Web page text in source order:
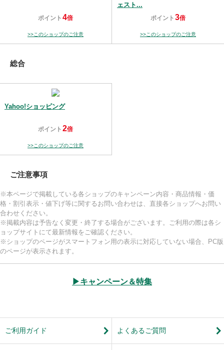
ポイント 4倍
>>このショップのご注意
ェスト...
ポイント 3倍
>>このショップのご注意
総合
Yahoo!ショッピング
ポイント 2倍
>>このショップのご注意
ご注意事項
※本ページで掲載している各ショップのキャンペーン内容・商品情報・価
格・割引表示・値下げ等に関するお問い合わせは、直接各ショップへお問い
合わせください。
※掲載内容は予告なく変更・終了する場合がございます。ご利用の際は各シ
ョップサイトにて最新情報をご確認ください。
※ショップのページがスマートフォン用の表示に対応していない場合、PC版
のページが表示されます。
▶キャンペーン＆特集
ご利用ガイド よくあるご質問